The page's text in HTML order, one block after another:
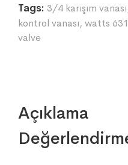
Tags: 3/4 karışım vanası
kontrol vanası, watts
valve
Açıklama